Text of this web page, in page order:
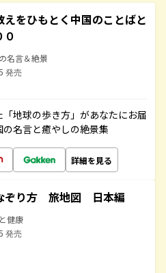
えをひもとく中国のことばと
０
名言＆絶景
発売
地球の歩き方」があなたにお届
名言と癒やしの絶景集
詳細を見る
ぞり方 旅地図 日本編
健康
発売